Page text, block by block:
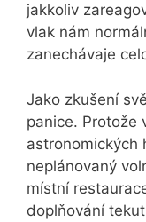
jakkoliv
vlak nám
zanechávaje
Jako zkušení
panice. Protože
astronomických
neplánovaný
místní
doplňování